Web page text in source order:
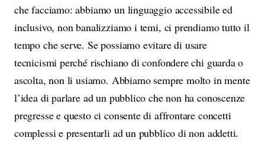
che facciamo: abbiamo un linguaggio accessibile ed
inclusivo, non banalizziamo i temi, ci prendiamo tutto il
tempo che serve. Se possiamo evitare di usare
tecnicismi perché rischiano di confondere chi guarda o
ascolta, non li usiamo. Abbiamo sempre molto in mente
l’idea di parlare ad un pubblico che non ha conoscenze
pregresse e questo ci consente di affrontare concetti
complessi e presentarli ad un pubblico di non addetti.